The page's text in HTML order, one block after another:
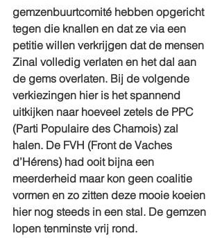
gemzenbuurtcomité hebben opgericht
tegen die knallen en dat ze via een
petitie willen verkrijgen dat de mensen
Zinal volledig verlaten en het dal aan
de gems overlaten. Bij de volgende
verkiezingen hier is het spannend
uitkijken naar hoeveel zetels de PPC
(Parti Populaire des Chamois) zal
halen. De FVH (Front de Vaches
d’Hérens) had ooit bijna een
meerderheid maar kon geen coalitie
vormen en zo zitten deze mooie koeien
hier nog steeds in een stal. De gemzen
lopen tenminste vrij rond.